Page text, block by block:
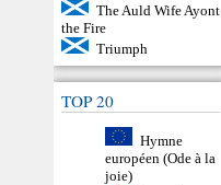
The Auld Wife Ayont
the Fire
Triumph
TOP 20
Hymne
européen (Ode à la
joie)